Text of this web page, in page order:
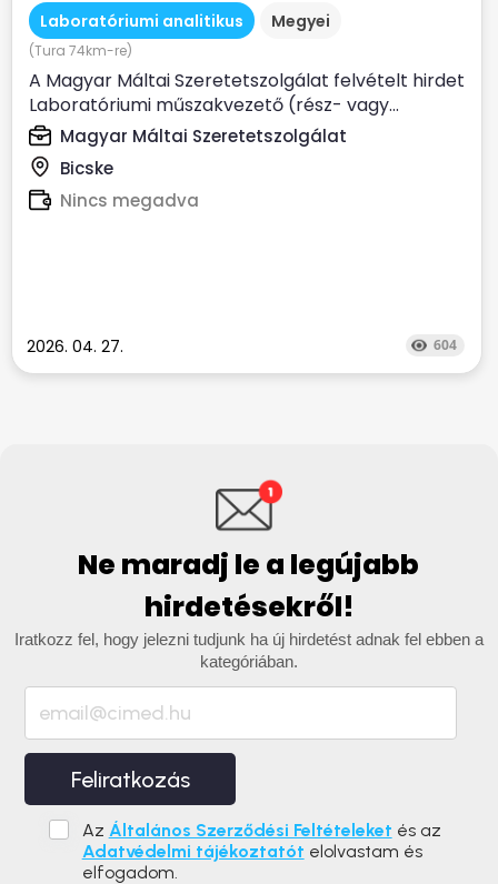
Laboratóriumi analitikus Megyei
(Tura 74km-re)
A Magyar Máltai Szeretetszolgálat felvételt hirdet
Laboratóriumi műszakvezető (rész- vagy...
Magyar Máltai Szeretetszolgálat
Bicske
Nincs megadva
2026. 04. 27. 604
Ne maradj le a legújabb
hirdetésekről!
Iratkozz fel, hogy jelezni tudjunk ha új hirdetést adnak fel ebben a
kategóriában.
Feliratkozás
Az Általános Szerződési Feltételeket és az
Adatvédelmi tájékoztatót elolvastam és
elfogadom.